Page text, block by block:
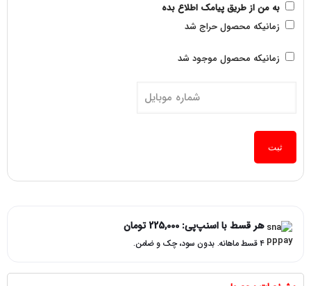
به من از طریق پیامک اطلاع بده
زمانیکه محصول حراج شد
زمانیکه محصول موجود شد
ثبت
هر قسط با اسنپ‌پی: 225,000تومان
۴ قسط ماهانه. بدون سود، چک و ضامن.